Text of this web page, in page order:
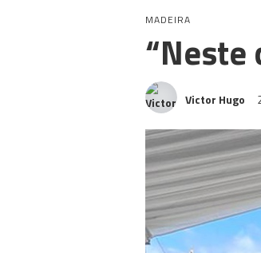
MADEIRA
“Neste
Victor Hugo